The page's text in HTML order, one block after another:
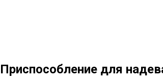
Приспособление для